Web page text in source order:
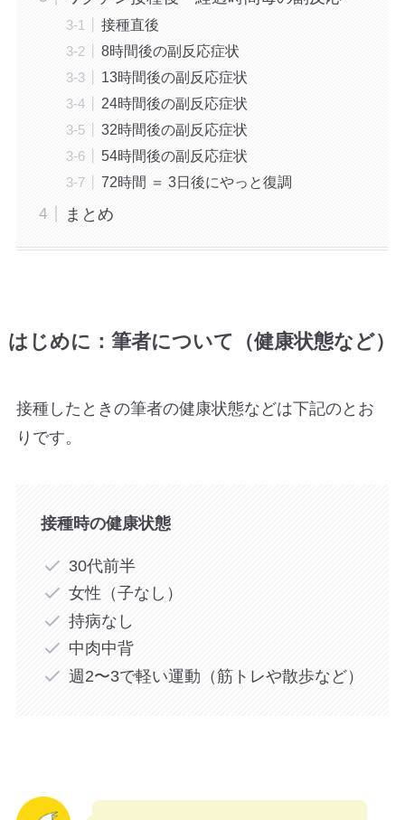
接種直後
8時間後の副反応症状
13時間後の副反応症状
24時間後の副反応症状
32時間後の副反応症状
54時間後の副反応症状
72時間 ＝ 3日後にやっと復調
まとめ
はじめに：筆者について（健康状態など）
接種したときの筆者の健康状態などは下記のとお
りです。
接種時の健康状態
30代前半
女性（子なし）
持病なし
中肉中背
週2〜3で軽い運動（筋トレや散歩など）